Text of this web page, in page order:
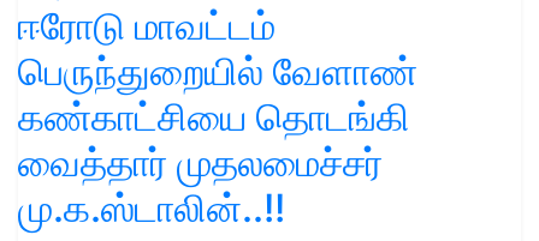
ஈரோடு மாவட்டம்
பெருந்துறையில் வேளாண்
கண்காட்சியை தொடங்கி
வைத்தார் முதலமைச்சர்
மு.க.ஸ்டாலின்..!!